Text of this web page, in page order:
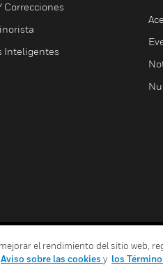
Correcciones
Inteligentes
el rendimiento del sitio web,
Aviso sobre las cookies y los